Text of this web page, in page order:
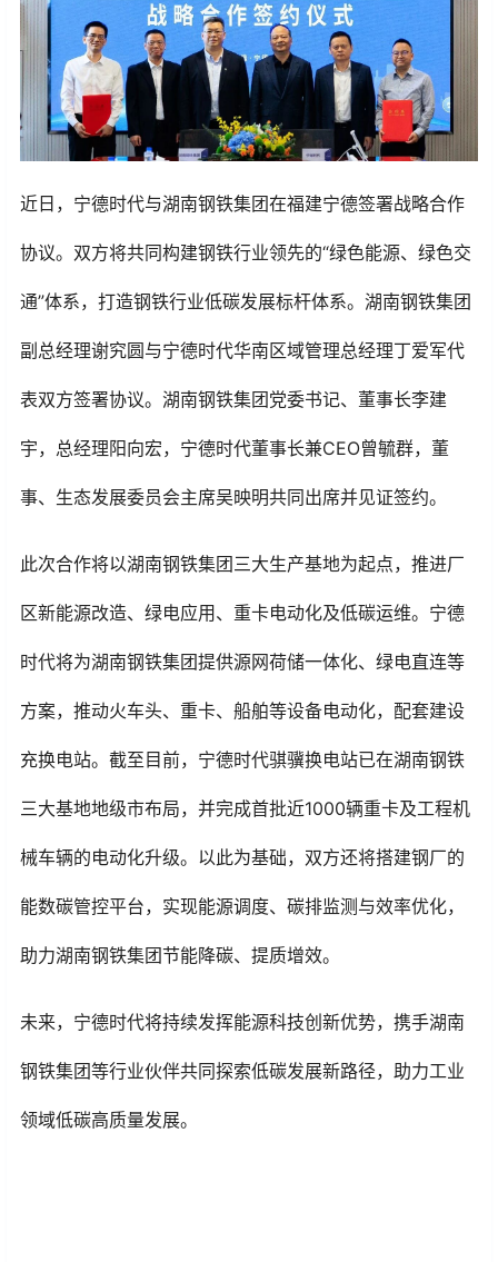
近日，宁德时代与湖南钢铁集团在福建宁德签署战略合作
协议。双方将共同构建钢铁行业领先的“绿色能源、绿色交
通”体系，打造钢铁行业低碳发展标杆体系。湖南钢铁集团
副总经理谢究圆与宁德时代华南区域管理总经理丁爱军代
表双方签署协议。湖南钢铁集团党委书记、董事长李建
宇，总经理阳向宏，宁德时代董事长兼CEO曾毓群，董
事、生态发展委员会主席吴映明共同出席并见证签约。
此次合作将以湖南钢铁集团三大生产基地为起点，推进厂
区新能源改造、绿电应用、重卡电动化及低碳运维。宁德
时代将为湖南钢铁集团提供源网荷储一体化、绿电直连等
方案，推动火车头、重卡、船舶等设备电动化，配套建设
充换电站。截至目前，宁德时代骐骥换电站已在湖南钢铁
三大基地地级市布局，并完成首批近1000辆重卡及工程机
械车辆的电动化升级。以此为基础，双方还将搭建钢厂的
能数碳管控平台，实现能源调度、碳排监测与效率优化，
助力湖南钢铁集团节能降碳、提质增效。
未来，宁德时代将持续发挥能源科技创新优势，携手湖南
钢铁集团等行业伙伴共同探索低碳发展新路径，助力工业
领域低碳高质量发展。